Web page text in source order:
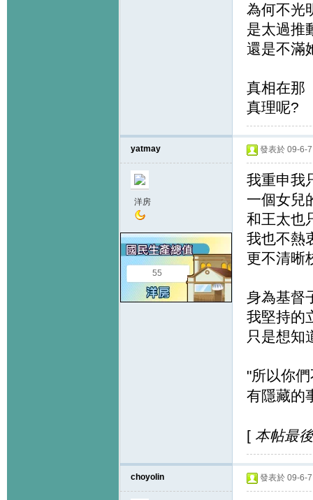
為何不光
是太過推
還是不滿
真相在那
真理呢?
yatmay
洋房
55
發表於 09-6-
我重申我
一個女兒
和王太也
我也不熱
更不清晰
身為基督
我堅持的
只是想知
"所以你
有隱藏的
[ 本帖最
choyolin 發表於 09-6-